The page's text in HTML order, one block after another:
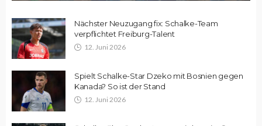
Nächster Neuzugang fix: Schalke-Team
verpflichtet Freiburg-Talent
12. Juni 2026
Spielt Schalke-Star Dzeko mit Bosnien gegen
Kanada? So ist der Stand
12. Juni 2026